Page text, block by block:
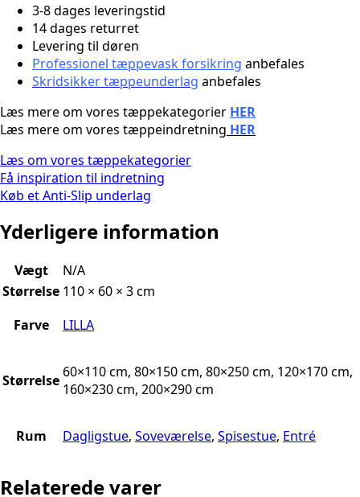
3-8 dages leveringstid
14 dages returret
Levering til døren
Professionel tæppevask forsikring anbefales
Skridsikker tæppeunderlag anbefales
Læs mere om vores tæppekategorier HER
Læs mere om vores tæppeindretning HER
Læs om vores tæppekategorier
Få inspiration til indretning
Køb et Anti-Slip underlag
Yderligere information
Vægt
N/A
Størrelse 110 × 60 × 3 cm
Farve
LILLA
Størrelse 60×110 cm, 80×150 cm, 80×250 cm, 120×170 cm,
160×230 cm, 200×290 cm
Rum Dagligstue, Soveværelse, Spisestue, Entré
Relaterede varer